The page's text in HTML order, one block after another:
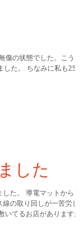
の状態でした。こうい
た。 ちなみに私も25年
した
た。 導電マットからア
の取り回しが一苦労しま
てるお店がありますが